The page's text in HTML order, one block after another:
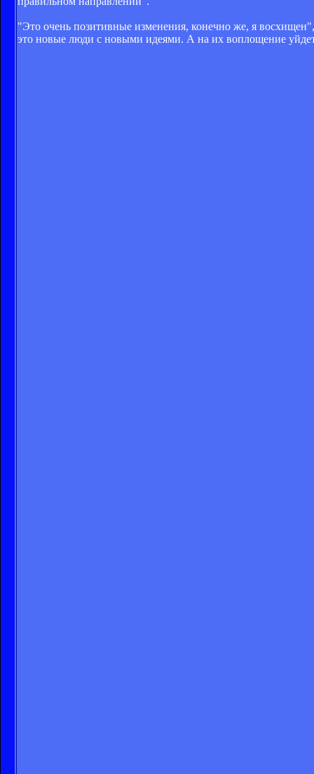
"Это очень позитивные изменения, конечно же, я
это новые люди с новыми идеями. А на их воплощение